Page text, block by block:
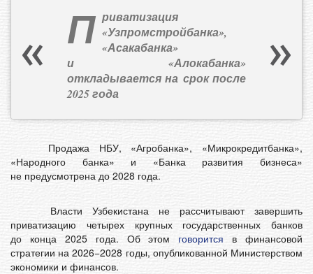
П риватизация
«Узпромстройбанка»,
«Асакабанка»
и «Алокабанка»
откладывается на срок после
2025 года
Продажа НБУ, «Агробанка», «Микрокредитбанка»,
«Народного банка» и «Банка развития бизнеса»
не предусмотрена до 2028 года.
Власти Узбекистана не рассчитывают завершить
приватизацию четырех крупных государственных банков
до конца 2025 года. Об этом говорится в финансовой
стратегии на 2026−2028 годы, опубликованной Министерством
экономики и финансов.